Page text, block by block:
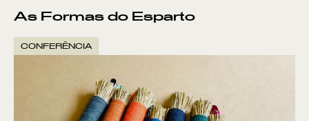
As Formas do Esparto
CONFERÊNCIA